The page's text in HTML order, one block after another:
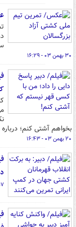
۳۰ بهمن ۰۳ - ۱۶:۲۹
بخواهم آشتی کنم؛
۲۰ بهمن ۰۳ - ۱۶:۴۳
۱۷ بهمن